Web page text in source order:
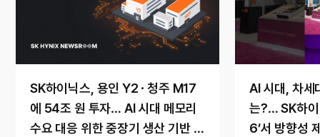
SK하이닉스, 용인 Y2 ∙ 청주 M17
에 54조 원 투자… AI 시대 메모리
수요 대응 위한 중장기 생산 기반 확
AI 시대, 차세
는?… SK하
6’서 방향성